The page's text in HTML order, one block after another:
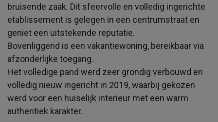
bruisende zaak. Dit sfeervolle en volledig ingerichte
etablissement is gelegen in een centrumstraat en
geniet een uitstekende reputatie.
Bovenliggend is een vakantiewoning, bereikbaar via
afzonderlijke toegang.
Het volledige pand werd zeer grondig verbouwd en
volledig nieuw ingericht in 2019, waarbij gekozen
werd voor een huiselijk interieur met een warm
authentiek karakter.